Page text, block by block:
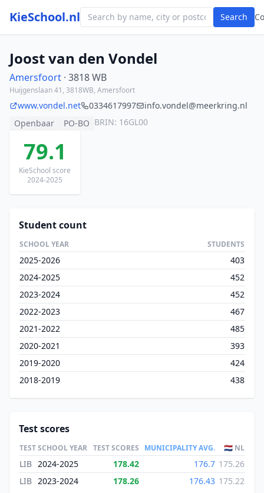
KieSchool.nl Search
Joost van den Vondel
Amersfoort · 3818 WB
Huijgenslaan 41, 3818WB, Amersfoort
www.vondel.net 0334617997
info.vondel@meerkring.nl
Openbaar
PO-BO BRIN: 16GL00
79.1
KieSchool score
2024-2025
Student count
SCHOOL YEAR STUDENTS
2025-2026
403
2024-2025
452
2023-2024
452
2022-2023
467
2021-2022
485
2020-2021
393
2019-2020
424
2018-2019
438
Test scores
TESTSCHOOL YEAR TEST SCORES MUNICIPALITY AVG. 🇳🇱 NL
LIB 2024-2025 178.42 176.7 175.26
LIB 2023-2024 178.26 176.43 175.22